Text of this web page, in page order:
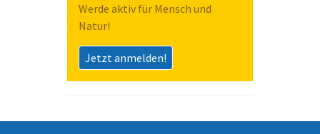
Werde aktiv für Mensch und
Natur!
Jetzt anmelden!